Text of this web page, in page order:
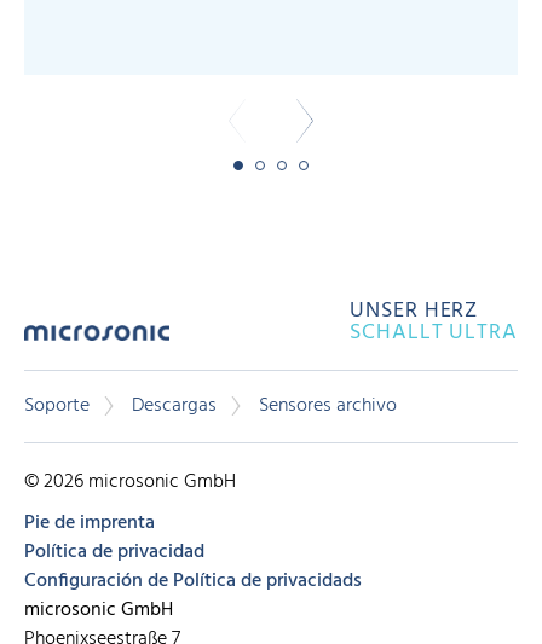
UNSER HERZ
SCHALLT ULTRA
Soporte Descargas Sensores archivo
© 2026 microsonic GmbH
Pie de imprenta
Política de privacidad
Configuración de Política de privacidads
microsonic GmbH